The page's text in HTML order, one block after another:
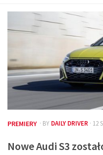
Kalkulatory
Auto z niemiec
Galerie
PREMIERY · BY DAILY DRIVER · 12
Nowe Audi S3